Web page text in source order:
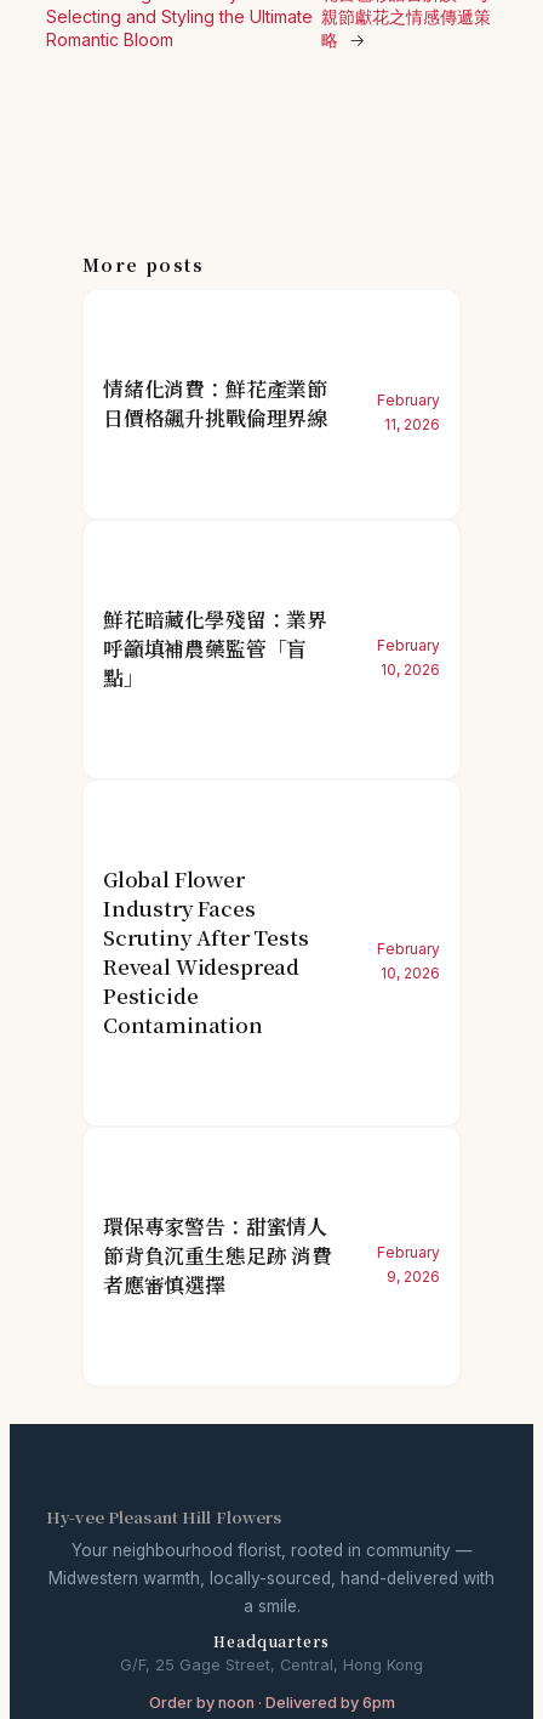
Selecting and Styling the Ultimate
Romantic Bloom
親節獻花之情感傳遞策
略 →
More posts
情緒化消費：鮮花產業節
日價格飆升挑戰倫理界線
February
11, 2026
鮮花暗藏化學殘留：業界
呼籲填補農藥監管「盲
點」
February
10, 2026
Global Flower
Industry Faces
Scrutiny After Tests
Reveal Widespread
Pesticide
Contamination
February
10, 2026
環保專家警告：甜蜜情人
節背負沉重生態足跡 消費
者應審慎選擇
February
9, 2026
Hy-vee Pleasant Hill Flowers
Your neighbourhood florist, rooted in community —
Midwestern warmth, locally-sourced, hand-delivered with
a smile.
Headquarters
G/F, 25 Gage Street, Central, Hong Kong
Order by noon · Delivered by 6pm